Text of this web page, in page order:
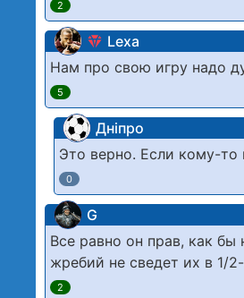
2
Lexa
Нам про свою игру надо
5
Дніпро
Это верно. Если кому-то
0
G
Все равно он прав, как бы
жребий не сведет их в 1/
2